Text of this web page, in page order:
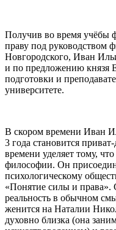
Получив во время учёбы
праву под руководством
Новгородского, Иван
и по предложению князя
подготовки и
университете.
В скором времени Иван
3 года становится
времени уделяет тому,
философии. Он
психологическому
«Понятие силы и права».
реальность в обычном
женится на Наталии
духовно близка (она